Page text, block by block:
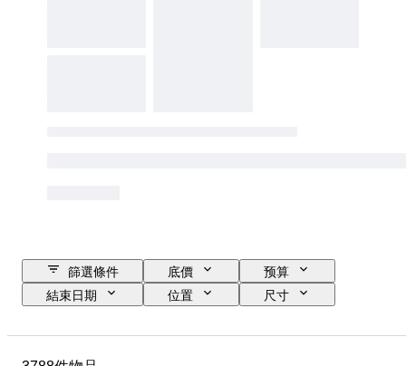
篩選條件 底價
预算
結束日期
位置
尺寸